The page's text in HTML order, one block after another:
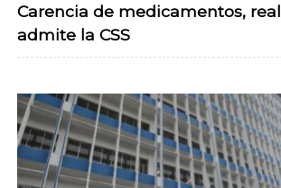
Carencia de medicamentos,
admite la CSS